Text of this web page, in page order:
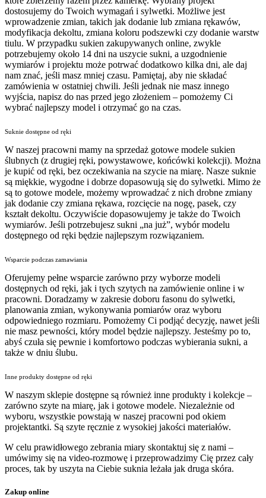
dostosujemy do Twoich wymagań i sylwetki. Możliwe jest
wprowadzenie zmian, takich jak dodanie lub zmiana rękawów,
modyfikacja dekoltu, zmiana koloru podszewki czy dodanie warstw
tiulu. W przypadku sukien zakupywanych online, zwykle
potrzebujemy około 14 dni na uszycie sukni, a uzgodnienie
wymiarów i projektu może potrwać dodatkowo kilka dni, ale daj
nam znać, jeśli masz mniej czasu. Pamiętaj, aby nie składać
zamówienia w ostatniej chwili. Jeśli jednak nie masz innego
wyjścia, napisz do nas przed jego złożeniem – pomożemy Ci
wybrać najlepszy model i otrzymać go na czas.
Suknie dostępne od ręki
W naszej pracowni mamy na sprzedaż gotowe modele sukien
ślubnych (z drugiej ręki, powystawowe, końcówki kolekcji). Można
je kupić od ręki, bez oczekiwania na szycie na miarę. Nasze suknie
są miękkie, wygodne i dobrze dopasowują się do sylwetki. Mimo że
są to gotowe modele, możemy wprowadzać z nich drobne zmiany
jak dodanie czy zmiana rękawa, rozcięcie na nogę, pasek, czy
kształt dekoltu. Oczywiście dopasowujemy je także do Twoich
wymiarów. Jeśli potrzebujesz sukni „na już”, wybór modelu
dostępnego od ręki będzie najlepszym rozwiązaniem.
Wsparcie podczas zamawiania
Oferujemy pełne wsparcie zarówno przy wyborze modeli
dostępnych od ręki, jak i tych szytych na zamówienie online i w
pracowni. Doradzamy w zakresie doboru fasonu do sylwetki,
planowania zmian, wykonywania pomiarów oraz wyboru
odpowiedniego rozmiaru. Pomożemy Ci podjąć decyzję, nawet jeśli
nie masz pewności, który model będzie najlepszy. Jesteśmy po to,
abyś czuła się pewnie i komfortowo podczas wybierania sukni, a
także w dniu ślubu.
Inne produkty dostępne od ręki
W naszym sklepie dostępne są również inne produkty i kolekcje –
zarówno szyte na miarę, jak i gotowe modele. Niezależnie od
wyboru, wszystkie powstają w naszej pracowni pod okiem
projektantki. Są szyte ręcznie z wysokiej jakości materiałów.
W celu prawidłowego zebrania miary skontaktuj się z nami –
umówimy się na video-rozmowę i przeprowadzimy Cię przez cały
proces, tak by uszyta na Ciebie suknia leżała jak druga skóra.
Zakup online